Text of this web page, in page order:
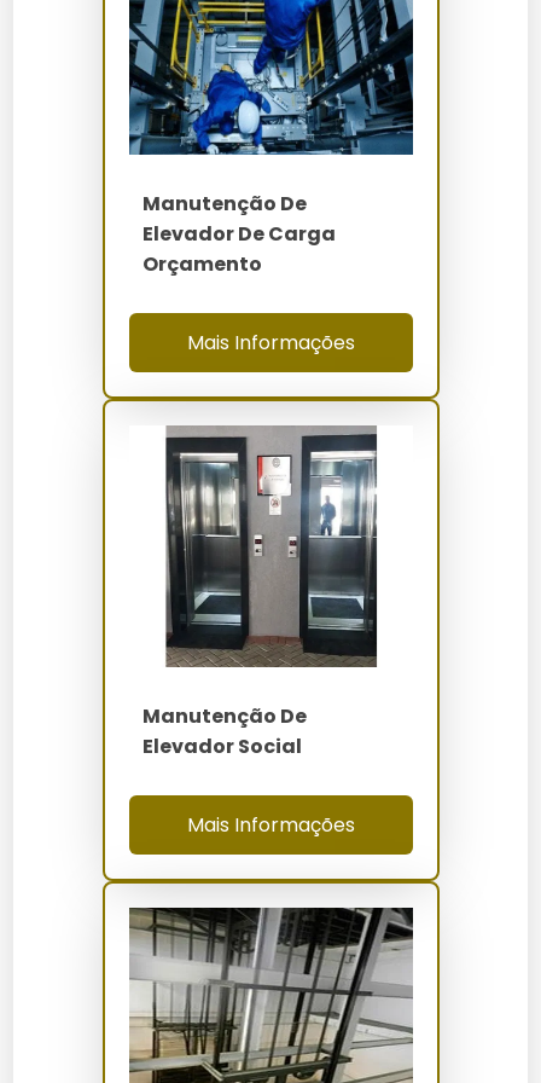
Agendamento: Entre em contato com a
Elevadores Servtec para agendar uma visita
Inspeção: Técnicos especializados realizam uma
Relatório: Um relatório completo é fornecido
com o diagnóstico e as recomendações de
Execução: Serviços de manutenção são
executados conforme o plano aprovado pelo
cliente.
Monitoramento: Acompanhe o desempenho do
elevador através de relatórios periódicos.
Quanto Custa Manutenção de
Elevadores Empresas
Os custos de manutenção de elevadores para
empresas variam entre R$500 e R$5.000 por mês,
dependendo do tipo de contrato, frequência de
inspeções e complexidade dos sistemas. Fatores
equipamentos também influenciam no valor.
Os serviços de manutenção podem ser adquiridos
atendimento personalizado. Além disso, é possível
contratar através de plataformas online
especializadas em serviços de manutenção predial.
Manutenção e Cuidados
Para garantir a longevidade dos elevadores, é
essencial realizar limpezas regulares das cabines e
Manutenção De
Elevador De Carga
Orçamento
Mais Informações
Manutenção De
Elevador Social
Mais Informações